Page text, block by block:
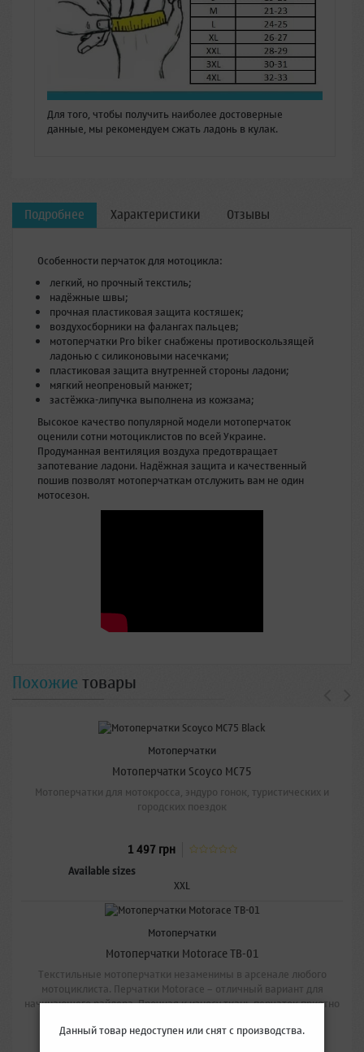
Для того, чтобы получить наиболее достоверные
данные, мы рекомендуем сжать ладонь в кулак.
Подробнее Характеристики Отзывы
Особенности перчаток для мотоцикла:
легкий, но прочный текстиль;
надёжные швы;
прочная пластиковая защита костяшек;
воздухосборники на фалангах пальцев;
мотоперчатки Pro biker снабжены противоскользящей
ладонью с силиконовыми насечками;
пластиковая защита внутренней стороны ладони;
мягкий неопреновый манжет;
застёжка-липучка выполнена из кожзама;
Высокое качество популярной модели мотоперчаток
оценили сотни мотоциклистов по всей Украине.
Продуманная вентиляция воздуха предотвращает
запотевание ладони. Надёжная защита и качественный
пошив позволят мотоперчаткам отслужить вам не один
мотосезон.
Похожиетовары
Мотоперчатки
Мотоперчатки Scoyco MC75
Мотоперчатки для мотокросса, эндуро гонок, туристических и
городских поездок
1 497 грн
Available sizes
XXL
Мотоперчатки
Мотоперчатки Motorace TB-01
Текстильные мотоперчатки незаменимы в арсенале любого
мотоциклиста. Перчатки Motorace – отличный вариант для
начинающего райдера. Прочная к износу ткань перчаток приятно
условиях.
448 грн
Данный товар недоступен или снят с производства.